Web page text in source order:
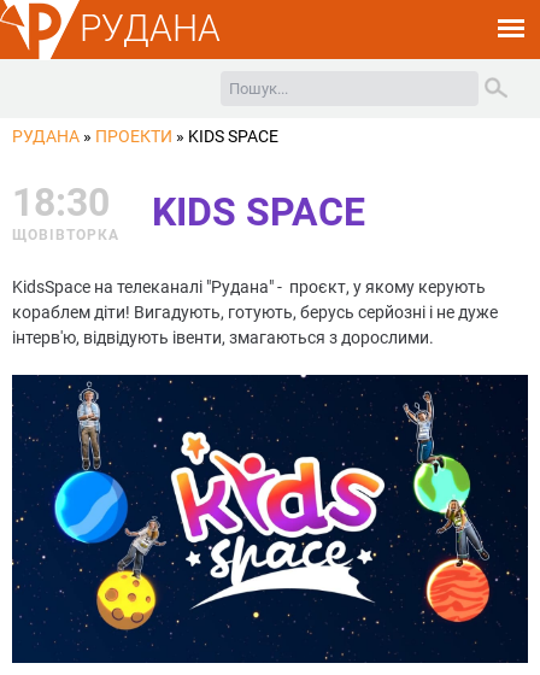
РУДАНА
РУДАНА » ПРОЕКТИ » KIDS SPACE
18:30
ЩОВІВТОРКА
KIDS SPACE
KidsSpace на телеканалі "Рудана" - проєкт, у якому керують
кораблем діти! Вигадують, готують, берусь серйозні і не дуже
інтерв'ю, відвідують івенти, змагаються з дорослими.